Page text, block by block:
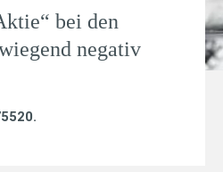
bei den
negativ
.